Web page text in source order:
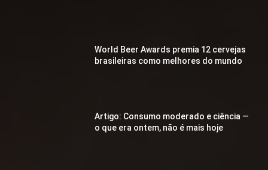
World Beer Awards premia 12 cervejas
brasileiras como melhores do mundo
Artigo: Consumo moderado e ciência —
o que era ontem, não é mais hoje